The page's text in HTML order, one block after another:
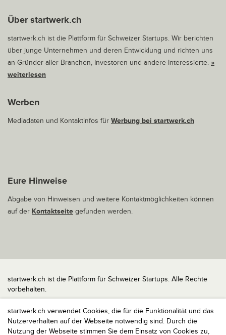
startwerk.ch verwendet Cookies, die für die Funktionalität und das
Nutzerverhalten auf der Webseite notwendig sind. Durch die
Nutzung der Webseite stimmen Sie dem Einsatz von Cookies zu,
Über startwerk.ch
startwerk.ch ist die Plattform für Schweizer Startups. Wir berichten
über junge Unternehmen und deren Entwicklung und richten uns
an Gründer aller Branchen, Investoren und andere Interessierte. »
weiterlesen
Werben
Mediadaten und Kontaktinfos für Werbung bei startwerk.ch
Eure Hinweise
Abgabe von Hinweisen und weitere Kontaktmöglichkeiten können
auf der Kontaktseite gefunden werden.
startwerk.ch ist die Plattform für Schweizer Startups. Alle Rechte
vorbehalten.
Impressum
Kontakt
nach oben